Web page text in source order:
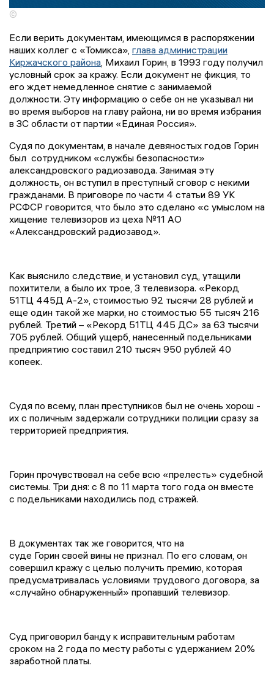
©
Если верить документам, имеющимся в распоряжении
наших коллег с «Томикса», глава администрации
Киржачского района, Михаил Горин, в 1993 году получил
условный срок за кражу. Если документ не фикция, то
его ждет немедленное снятие с занимаемой
должности. Эту информацию о себе он не указывал ни
во время выборов на главу района, ни во время избрания
в ЗС области от партии «Единая Россия».
Судя по документам, в начале девяностых годов Горин
был сотрудником «службы безопасности»
александровского радиозавода. Занимая эту
должность, он вступил в преступный сговор с некими
гражданами. В приговоре по части 4 статьи 89 УК
РСФСР говорится, что было это сделано «с умыслом на
хищение телевизоров из цеха №11 АО
«Александровский радиозавод».
Как выяснило следствие, и установил суд, утащили
похитители, а было их трое, 3 телевизора. «Рекорд
51ТЦ 445Д А-2», стоимостью 92 тысячи 28 рублей и
еще один такой же марки, но стоимостью 55 тысяч 216
рублей. Третий – «Рекорд 51ТЦ 445 ДС» за 63 тысячи
705 рублей. Общий ущерб, нанесенный подельниками
предприятию составил 210 тысяч 950 рублей 40
копеек.
Судя по всему, план преступников был не очень хорош -
их с поличным задержали сотрудники полиции сразу за
территорией предприятия.
Горин прочувствовал на себе всю «прелесть» судебной
системы. Три дня: с 8 по 11 марта того года он вместе
с подельниками находились под стражей.
В документах так же говорится, что на
суде Горин своей вины не признал. По его словам, он
совершил кражу с целью получить премию, которая
предусматривалась условиями трудового договора, за
«случайно обнаруженный» пропавший телевизор.
Суд приговорил банду к исправительным работам
сроком на 2 года по месту работы с удержанием 20%
заработной платы.